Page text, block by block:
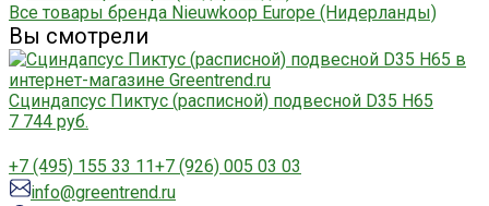
Все товары бренда Nieuwkoop Europe (Нидерланды)
Вы смотрели
Сциндапсус Пиктус (расписной) подвесной D35 H65
7 744 руб.
+7 (495) 155 33 11+7 (926) 005 03 03
info@greentrend.ru